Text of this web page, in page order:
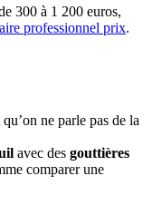
300 à 1 200 euros,
professionnel prix.
ne parle pas de la
avec des gouttières
comparer une